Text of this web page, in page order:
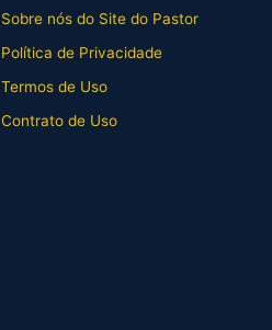
Sobre nós do Site do Pastor
Política de Privacidade
Termos de Uso
Contrato de Uso